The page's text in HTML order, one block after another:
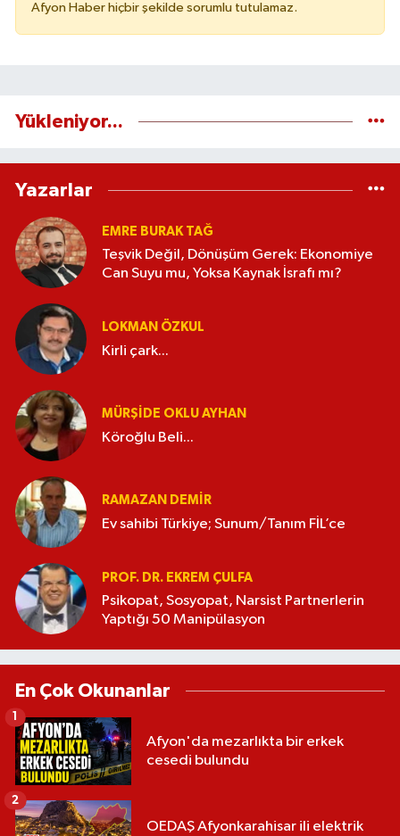
Afyon Haber hiçbir şekilde sorumlu tutulamaz.
Yükleniyor...
Yazarlar
EMRE BURAK TAĞ
Teşvik Değil, Dönüşüm Gerek: Ekonomiye
Can Suyu mu, Yoksa Kaynak İsrafı mı?
LOKMAN ÖZKUL
Kirli çark...
MÜRŞIDE OKLU AYHAN
Köroğlu Beli...
RAMAZAN DEMİR
Ev sahibi Türkiye; Sunum/Tanım FİL’ce
PROF. DR. EKREM ÇULFA
Psikopat, Sosyopat, Narsist Partnerlerin
Yaptığı 50 Manipülasyon
En Çok Okunanlar
Afyon'da mezarlıkta bir erkek
cesedi bulundu
1
OEDAŞ Afyonkarahisar ili elektrik
2